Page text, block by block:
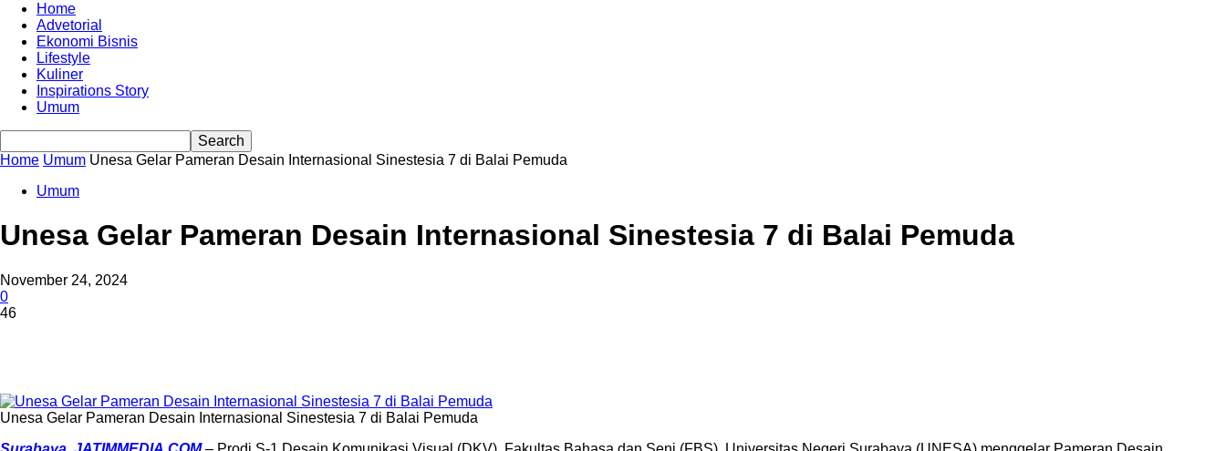
Home
Advetorial
Ekonomi Bisnis
Lifestyle
Kuliner
Inspirations Story
Umum
Home Umum Unesa Gelar Pameran Desain Internasional Sinestesia 7 di Balai Pemuda
Umum
Unesa Gelar Pameran Desain Internasional Sinestesia 7 di Balai Pemuda
November 24, 2024
0
46
Unesa Gelar Pameran Desain Internasional Sinestesia 7 di Balai Pemuda